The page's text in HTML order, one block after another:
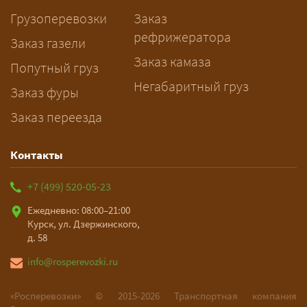
рассчитает маршрут и запустит
подготовку документов.
Грузоперевозки
Заказ газели
Попутный груз
Заказ фуры
Заказ переезда
Заказ
рефрижератора
Заказ камаза
Негабаритный груз
Контакты
+7 (499) 520-05-23
Ежедневно: 08:00–21:00
Курск, ул. Дзержинского,
д. 58
info@rosperevozki.ru
«Росперевозки» © 2015-2026
Транспортная компания